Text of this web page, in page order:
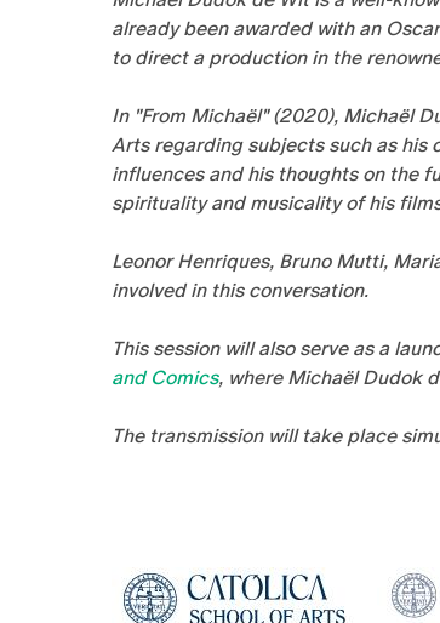
already been awarded with an
to direct a production in the
In "From Michaël" (2020), Michaël
Arts regarding subjects such as his
influences and his thoughts on the
spirituality and musicality of his
Leonor Henriques, Bruno Mutti,
involved in this conversation.
This session will also serve as a
and Comics, where Michaël Dudok
The transmission will take place